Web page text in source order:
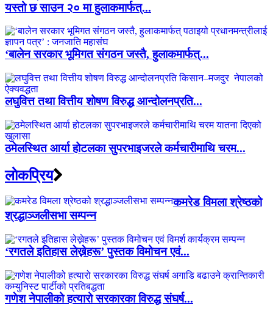
यस्तो छ साउन २० मा हुलाकमार्फत्...
‘बालेन सरकार भूमिगत संगठन जस्तै, हुलाकमार्फत्...
लघुवित्त तथा वित्तीय शोषण विरुद्ध आन्दोलनप्रति...
ठमेलस्थित आर्या होटलका सुपरभाइजरले कर्मचारीमाथि चरम...
लाेकप्रिय
कमरेड विमला श्रेष्ठको
श्रद्धाञ्जलीसभा सम्पन्न
‘रगतले इतिहास लेख्नेहरू’ पुस्तक विमोचन एवं...
गणेश नेपालीको हत्यारो सरकारका विरुद्ध संघर्ष...